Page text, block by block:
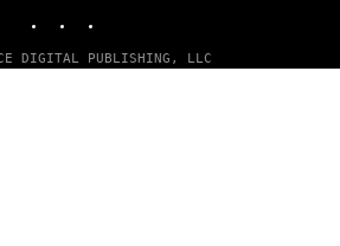
DIGITAL PUBLISHING, LLC